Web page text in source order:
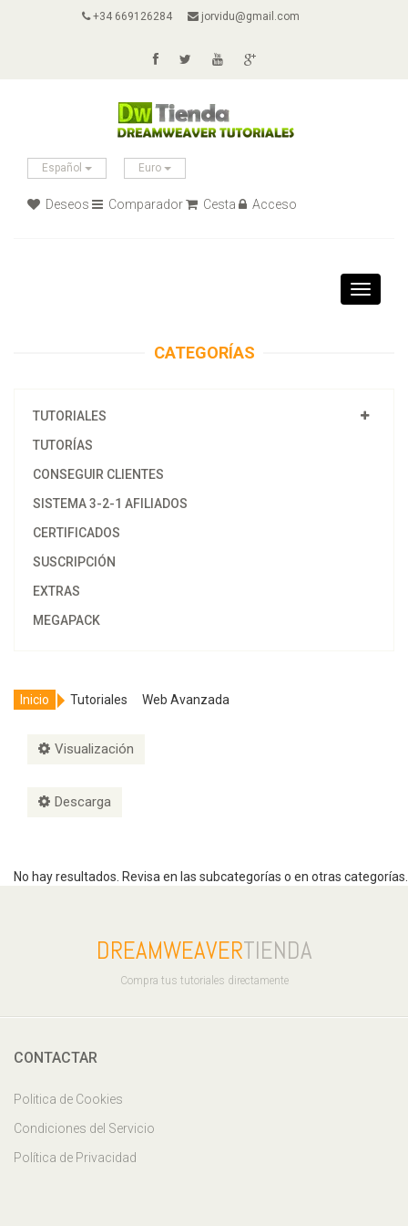
+34 669126284 jorvidu@gmail.com
Español Euro
Deseos Comparador Cesta Acceso
Toggle
CATEGORÍAS
TUTORIALES
TUTORÍAS
CONSEGUIR CLIENTES
SISTEMA 3-2-1 AFILIADOS
CERTIFICADOS
SUSCRIPCIÓN
EXTRAS
MEGAPACK
Inicio Tutoriales Web Avanzada
Visualización
Descarga
No hay resultados. Revisa en las subcategorías o en otras categorías.
DREAMWEAVERTIENDA
Compra tus tutoriales directamente
CONTACTAR
Politica de Cookies
Condiciones del Servicio
Política de Privacidad